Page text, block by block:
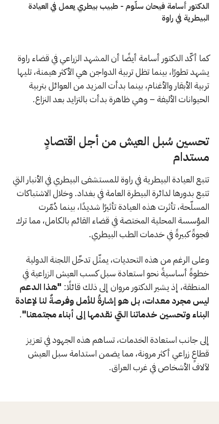
الدكتور أسامة فيحان سلّوم - طبيب بيطري يعمل في العيادة
البيطرية في راوة
كما أكّد الدكتور أسامة أيضًا أن المشهد الزراعي في قضاء راوة
يشهد تطورًا، بينما تظل تربية الدواجن هي الأكثر هيمنة، تليها
تربية الأبقار والأغنام، بينما بدأت المزيد من العوائل بتربية
الحيوانات الأليفة – وهي ظاهرة بدأت بالتزايد بعد النزاع.
تحسين سُبل العيش من أجل اقتصادٍ
مستدام
تتبع العيادة البيطرية في راوة للمستشفى البيطري في الأنبار التي
تتبع بدورها لدائرة البيطرة العامة في بغداد. وخلال الاشتباكات
المسلّحة، تأثرت هذه العيادة تأثيرًا شديدًا، بينما دُمّرت
المؤسسة المحلية المختصة في قضاء القائم بالكامل، مما ترك
فجوةً كبيرةً في خدمات الطب البيطري.
وعلى الرغم من هذه التحديات، يمثّل تدخّل اللجنة الدولية
خطوةً أساسيةً نحو استعادة سبل كسب العيش الزراعية في
المنطقة، إذ يشير الدكتور مروان إلى ذلك قائلًا: "هذا الدعم
ليس مجرد معدات، بل هو إشارةُ للأمل وفرصةٌ لنا لإعادة
البناء وتحسين خدماتنا التي نقدمها إلى أبناء مجتمعنا".
إلى جانب استعادة الخدمات، تساهم هذه الجهود في تعزيز
قطاعٍ زراعي أكثر مرونة، مما يضمن استدامة سبل العيش
لآلاف الأشخاص في غرب العراق.